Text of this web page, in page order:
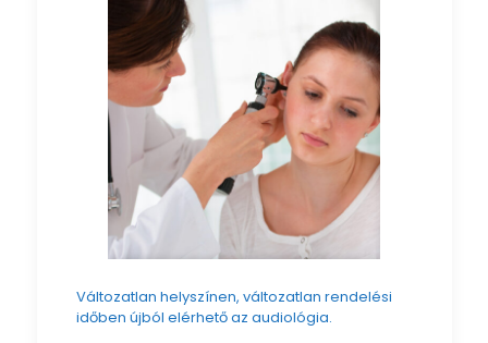
Változatlan helyszínen, változatlan rendelési
időben újból elérhető az audiológia.